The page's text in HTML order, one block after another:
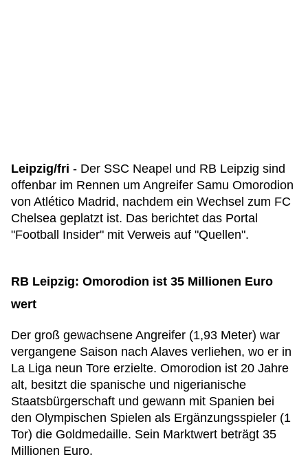
Leipzig/fri - Der SSC Neapel und RB Leipzig sind
offenbar im Rennen um Angreifer Samu Omorodion
von Atlético Madrid, nachdem ein Wechsel zum FC
Chelsea geplatzt ist. Das berichtet das Portal
"Football Insider" mit Verweis auf "Quellen".
RB Leipzig: Omorodion ist 35 Millionen Euro
wert
Der groß gewachsene Angreifer (1,93 Meter) war
vergangene Saison nach Alaves verliehen, wo er in
La Liga neun Tore erzielte. Omorodion ist 20 Jahre
alt, besitzt die spanische und nigerianische
Staatsbürgerschaft und gewann mit Spanien bei
den Olympischen Spielen als Ergänzungsspieler (1
Tor) die Goldmedaille. Sein Marktwert beträgt 35
Millionen Euro.